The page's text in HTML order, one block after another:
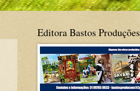
Editora Bastos Produções